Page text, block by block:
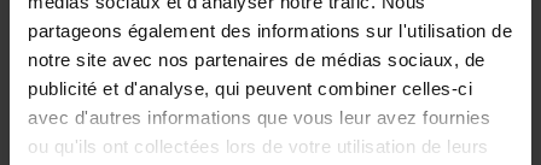
partageons également des informations sur l'utilisation de
notre site avec nos partenaires de médias sociaux, de
publicité et d'analyse, qui peuvent combiner celles-ci
avec d'autres informations que vous leur avez fournies
ou qu'ils ont collectées lors de votre utilisation de leurs
Ajouter au panier
Humanizing strategy (EN)
Geert Vercaeren